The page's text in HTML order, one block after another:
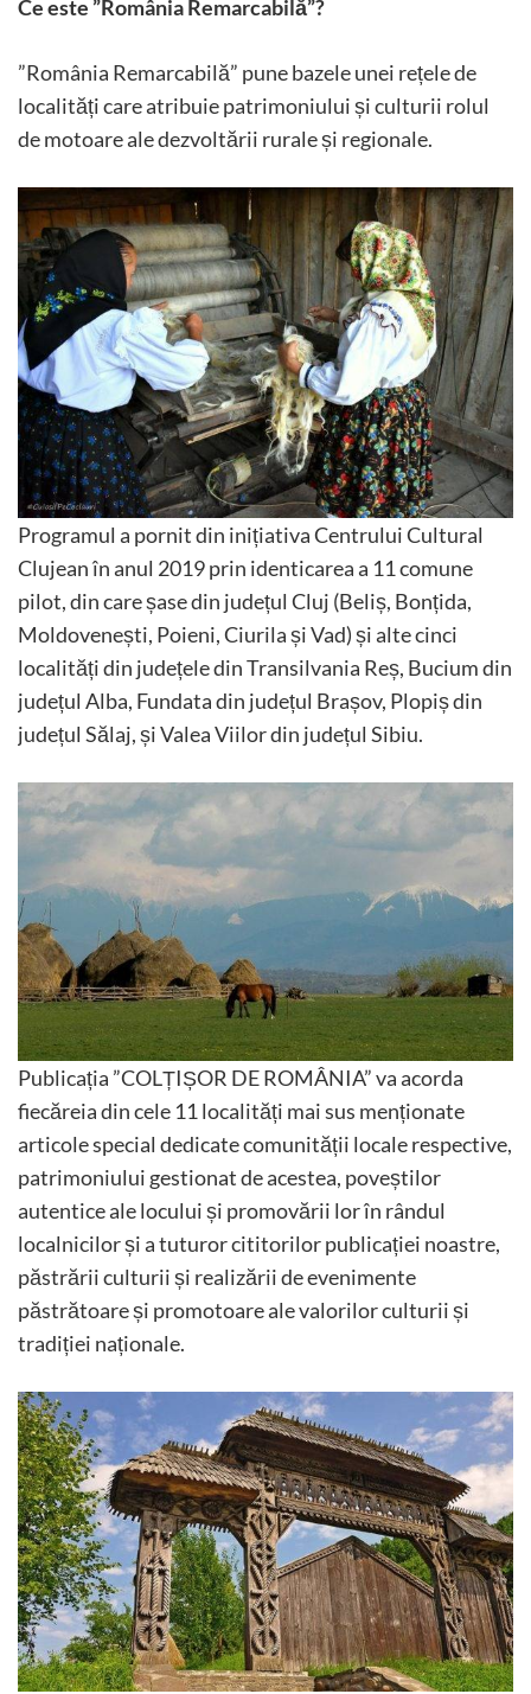
Ce este ”România Remarcabilă”?
”România Remarcabilă” pune bazele unei rețele de
localități care atribuie patrimoniului și culturii rolul
de motoare ale dezvoltării rurale și regionale.
Programul a pornit din inițiativa Centrului Cultural
Clujean în anul 2019 prin identicarea a 11 comune
pilot, din care șase din județul Cluj (Beliș, Bonțida,
Moldovenești, Poieni, Ciurila și Vad) și alte cinci
localități din județele din Transilvania Reș, Bucium din
județul Alba, Fundata din județul Brașov, Plopiș din
județul Sălaj, și Valea Viilor din județul Sibiu.
Publicația ”COLȚIȘOR DE ROMÂNIA” va acorda
fiecăreia din cele 11 localități mai sus menționate
articole special dedicate comunității locale respective,
patrimoniului gestionat de acestea, poveștilor
autentice ale locului și promovării lor în rândul
localnicilor și a tuturor cititorilor publicației noastre,
păstrării culturii și realizării de evenimente
păstrătoare și promotoare ale valorilor culturii și
tradiției naționale.